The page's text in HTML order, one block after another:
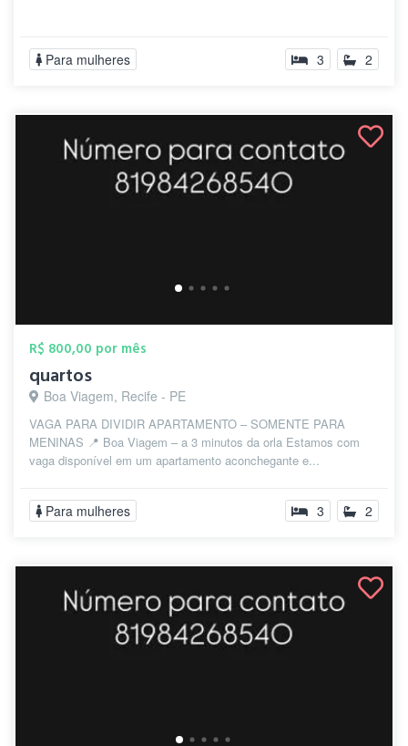
Para mulheres 3 2
R$ 800,00 por mês
quartos
Boa Viagem, Recife - PE
VAGA PARA DIVIDIR APARTAMENTO – SOMENTE PARA
MENINAS 📍 Boa Viagem – a 3 minutos da orla Estamos com
vaga disponível em um apartamento aconchegante e...
Para mulheres 3 2